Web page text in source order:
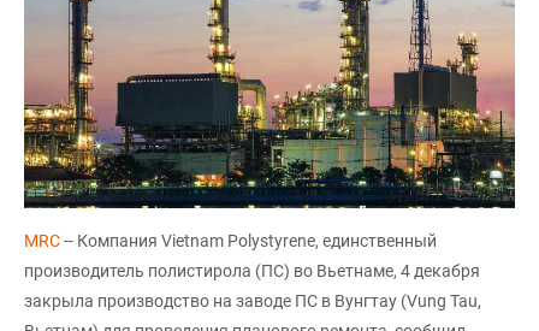
MRC-- Компания Vietnam Polystyrene, единственный
производитель полистирола (ПС) во Вьетнаме, 4 декабря
закрыла производство на заводе ПС в Вунгтау (Vung Tau,